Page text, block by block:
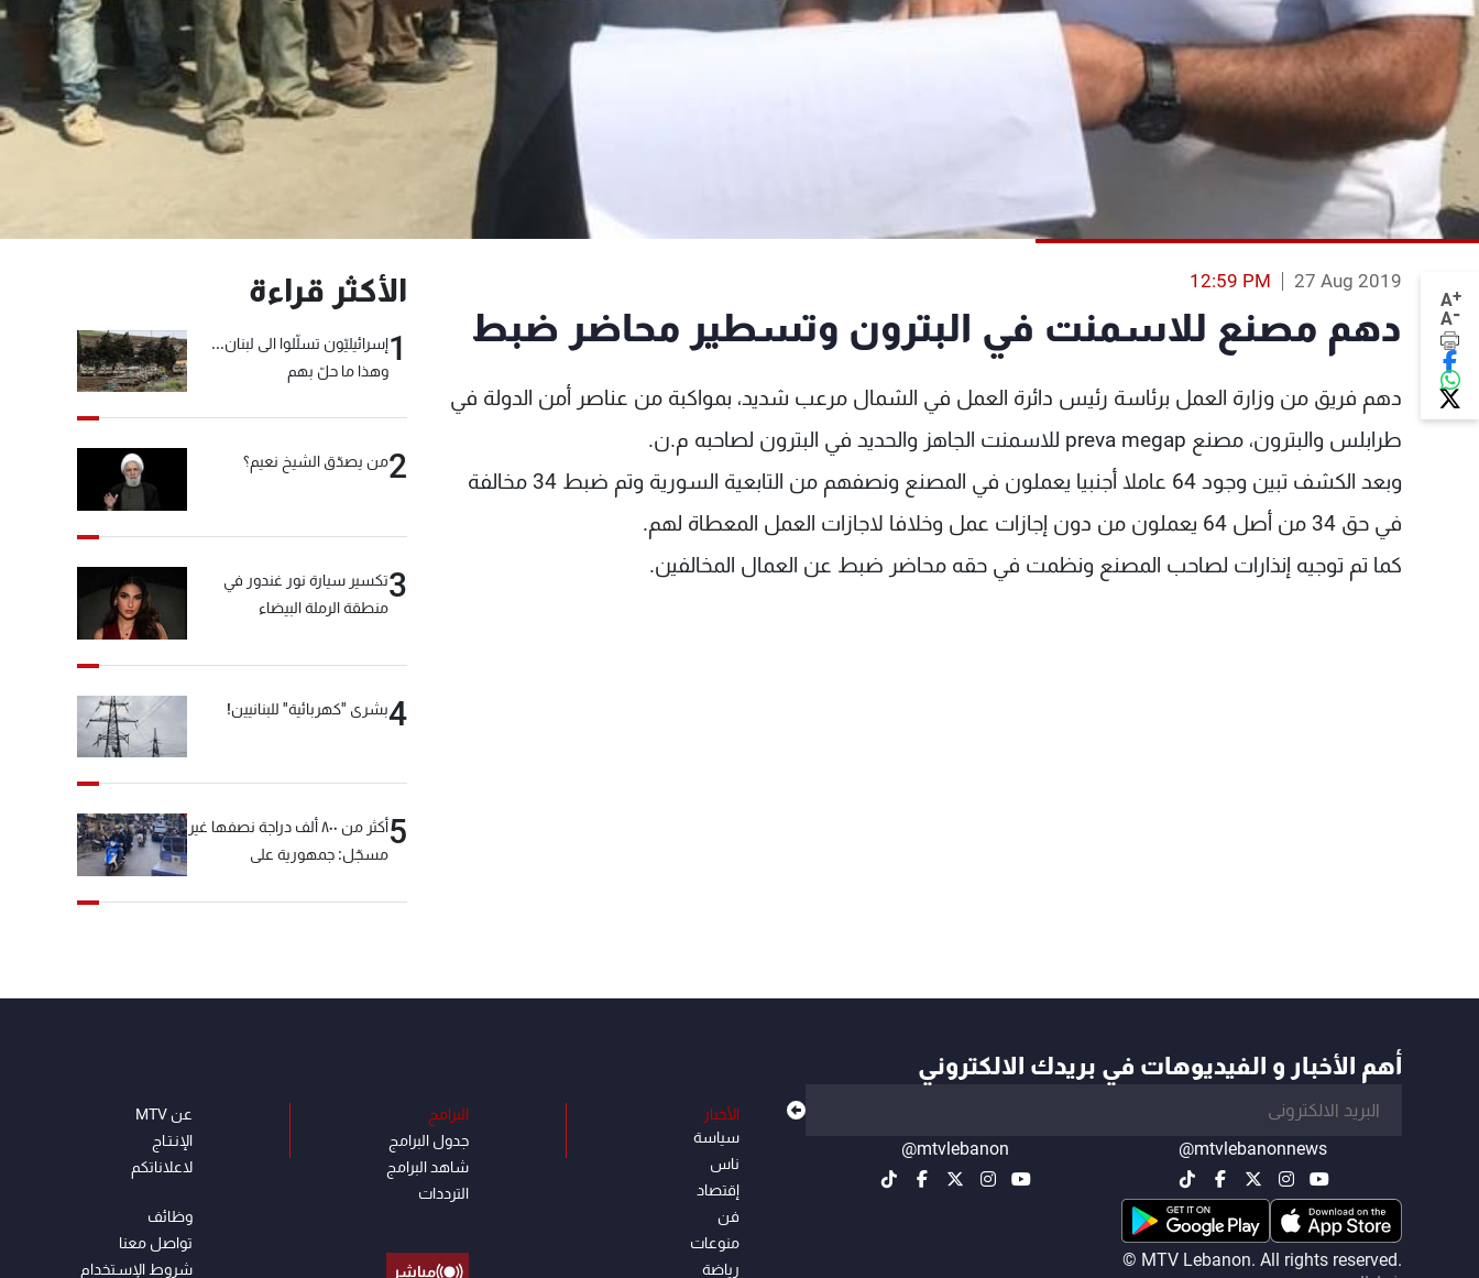
A+
A-
27 Aug 2019
12:59 PM
دهم مصنع للاسمنت في البترون وتسطير محاضر ضبط
دهم فريق من وزارة العمل برئاسة رئيس دائرة العمل في الشمال مرعب شديد، بمواكبة من عناصر أمن الدولة في
طرابلس والبترون، مصنع preva megap للاسمنت الجاهز والحديد في البترون لصاحبه م.ن.
وبعد الكشف تبين وجود 64 عاملا أجنبيا يعملون في المصنع ونصفهم من التابعية السورية وتم ضبط 34 مخالفة
في حق 34 من أصل 64 يعملون من دون إجازات عمل وخلافا لاجازات العمل المعطاة لهم.
كما تم توجيه إنذارات لصاحب المصنع ونظمت في حقه محاضر ضبط عن العمال المخالفين.
الأكثر قراءة
1إسرائيليّون تسلّلوا الى لبنان...
وهذا ما حلّ بهم
2من يصدّق الشيخ نعيم؟
3تكسير سيارة نور غندور في
منطقة الرملة البيضاء
4بشرى "كهربائية" للبنانيين!
5
أكثر من ٨٠٠ ألف دراجة نصفها غير
مسجّل: جمهورية على
أهم الأخبار و الفيديوهات في بريدك الالكتروني
@mtvlebanonnews
@mtvlebanon
© MTV Lebanon. All rights reserved.
الأخبار
سياسة
ناس
إقتصاد
فن
منوعات
رياضة
البرامج
جدول البرامج
شاهد البرامج
الترددات
مباشر
عن MTV
الإنـتـاج
لاعلاناتكم
وظائف
تواصل معنا
شروط الإسـتخدام